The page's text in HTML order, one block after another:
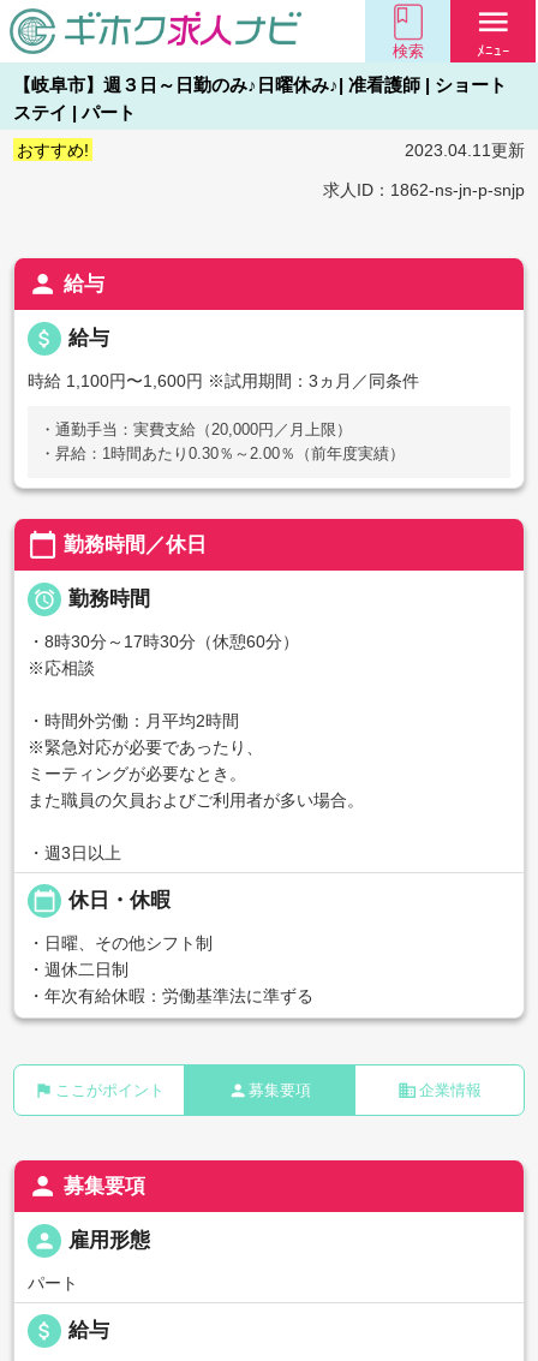
検索
menu
ﾒﾆｭｰ
【岐阜市】週３日～日勤のみ♪日曜休み♪| 准看護師 | ショート
ステイ | パート
おすすめ! 2023.04.11更新
求人ID：1862-ns-jn-p-snjp
person 給与
attach_money 給与
時給 1,100円〜1,600円 ※試用期間：3ヵ月／同条件
・通勤手当：実費支給（20,000円／月上限）
・昇給：1時間あたり0.30％～2.00％（前年度実績）
calendar_today 勤務時間／休日
 勤務時間
・8時30分～17時30分（休憩60分）
※応相談
・時間外労働：月平均2時間
※緊急対応が必要であったり、
ミーティングが必要なとき。
また職員の欠員およびご利用者が多い場合。
・週3日以上
calendar_today 休日・休暇
・日曜、その他シフト制
・週休二日制
・年次有給休暇：労働基準法に準ずる
flag ここがポイント person 募集要項 business 企業情報
person 募集要項
person 雇用形態
パート
attach_money 給与